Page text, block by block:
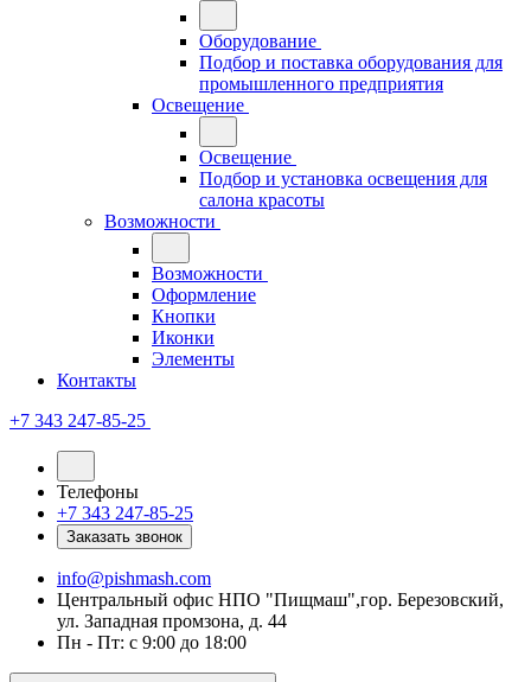
Оборудование
Подбор и поставка оборудования для
промышленного предприятия
Освещение
Освещение
Подбор и установка освещения для
салона красоты
Возможности
Возможности
Оформление
Кнопки
Иконки
Элементы
Контакты
+7 343 247-85-25
Телефоны
+7 343 247-85-25
Заказать звонок
info@pishmash.com
Центральный офис НПО "Пищмаш",гор. Березовский,
ул. Западная промзона, д. 44
Пн - Пт: с 9:00 до 18:00